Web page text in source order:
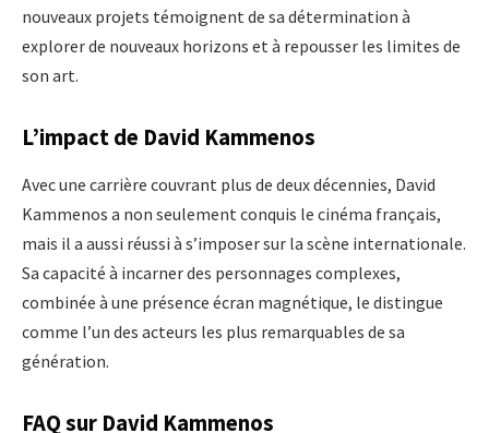
nouveaux projets témoignent de sa détermination à
explorer de nouveaux horizons et à repousser les limites de
son art.
L’impact de David Kammenos
Avec une carrière couvrant plus de deux décennies, David
Kammenos a non seulement conquis le cinéma français,
mais il a aussi réussi à s’imposer sur la scène internationale.
Sa capacité à incarner des personnages complexes,
combinée à une présence écran magnétique, le distingue
comme l’un des acteurs les plus remarquables de sa
génération.
FAQ sur David Kammenos